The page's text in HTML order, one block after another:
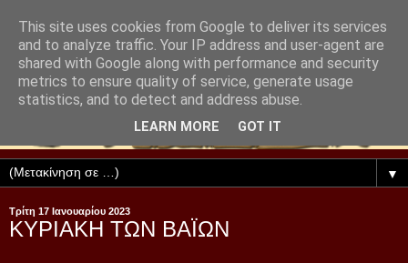
▼
Τρίτη 17 Ιανουαρίου 2023
ΚΥΡΙΑΚΗ ΤΩΝ ΒΑΪΩΝ
This site uses cookies from Google to deliver its services
and to analyze traffic. Your IP address and user-agent are
shared with Google along with performance and security
metrics to ensure quality of service, generate usage
statistics, and to detect and address abuse.
LEARN MORE GOT IT